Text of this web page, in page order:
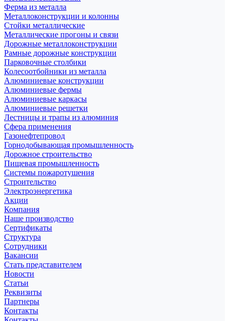
Ферма из металла
Металлоконструкции и колонны
Стойки металлические
Металлические прогоны и связи
Дорожные металлоконструкции
Рамные дорожные конструкции
Парковочные столбики
Колесоотбойники из металла
Алюминиевые конструкции
Алюминиевые фермы
Алюминиевые каркасы
Алюминиевые решетки
Лестницы и трапы из алюминия
Сфера применения
Газонефтепровод
Горнодобывающая промышленность
Дорожное строительство
Пищевая промышленность
Системы пожаротушения
Строительство
Электроэнергетика
Акции
Компания
Наше производство
Сертификаты
Структура
Сотрудники
Вакансии
Стать представителем
Новости
Статьи
Реквизиты
Партнеры
Контакты